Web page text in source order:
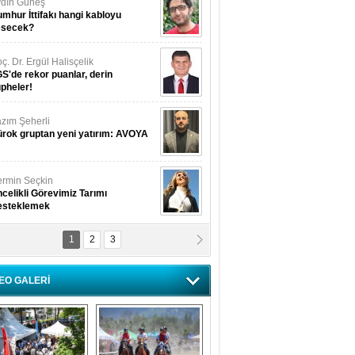
Güneş
İttifakı hangi kabloyu
Dr. Ergül Halisçelik
rekor puanlar, derin
Şeherli
gruptan yeni yatırım: AVOYA
Seçkin
Görevimiz Tarımı
Menekli Buzcular
Hiç Kelebeklerin Sesini
Mu?
1 2 3
GALERİ